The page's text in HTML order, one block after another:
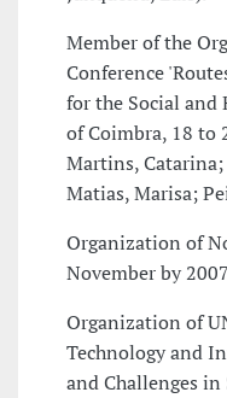
Member of the
Conference
for the Social and
of Coimbra, 18 to
Martins,
Matias, Marisa;
Organization of
November by
Organization of
Technology and
and Challenges in